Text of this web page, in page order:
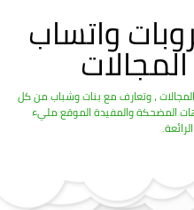
واتساب
، وتعارف مع بنات وشباب من كل
المضحكة والمفيدة الموقع مليء